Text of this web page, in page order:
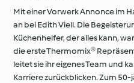
Mit einer Vorwerk Annonce im
an bei Edith Viell. Die
Küchenhelfer, der alles kann,
die erste Thermomix®
leitet sie ihr eigenes Team und
Karriere zurückblicken. Zum